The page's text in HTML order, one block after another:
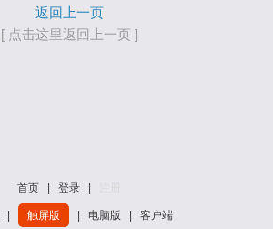
返回上一页
[ 点击这里返回上一页 ]
首页 登录
触屏版 电脑版
客户端